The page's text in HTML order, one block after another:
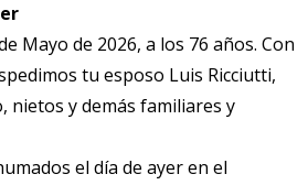
Mayo de 2026, a los 76 años. Con
tu esposo Luis Ricciutti,
nietos y demás familiares y
el día de ayer en el